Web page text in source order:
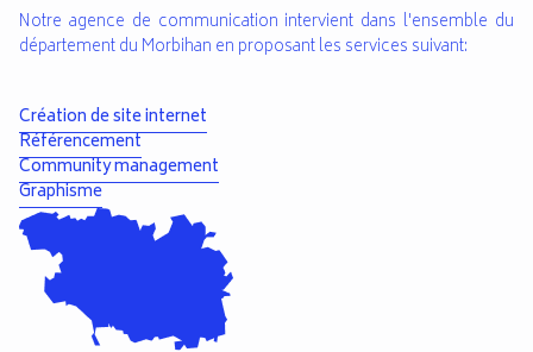
Notre agence de communication intervient dans l'ensemble du
département du Morbihan en proposant les services suivant:
Création de site internet
Référencement
Community management
Graphisme